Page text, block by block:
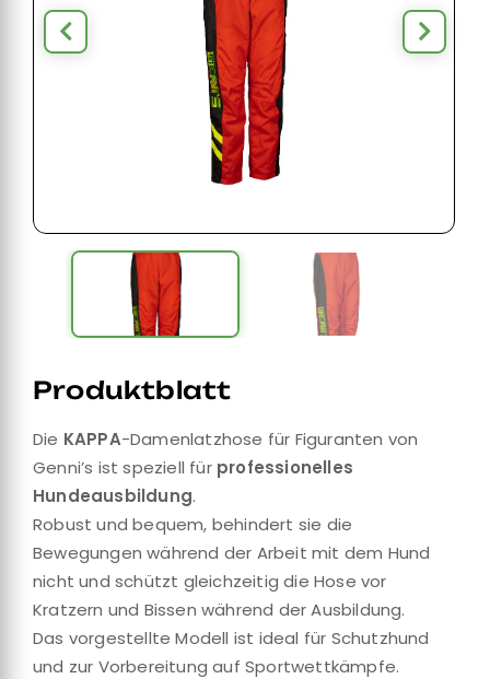
Produktblatt
Die KAPPA-Damenlatzhose für Figuranten von
Genni’s ist speziell für professionelles
Hundeausbildung.
Robust und bequem, behindert sie die
Bewegungen während der Arbeit mit dem Hund
nicht und schützt gleichzeitig die Hose vor
Kratzern und Bissen während der Ausbildung.
Das vorgestellte Modell ist ideal für Schutzhund
und zur Vorbereitung auf Sportwettkämpfe.